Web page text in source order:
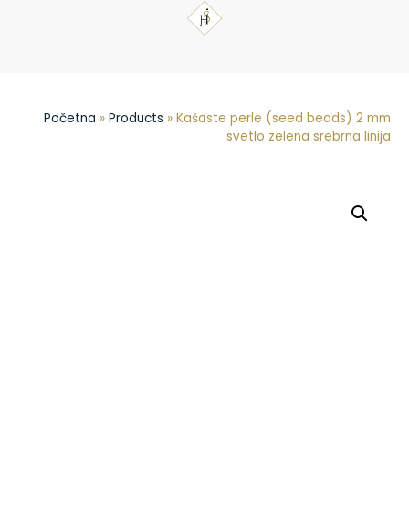
Početna » Products » Kašaste perle (seed beads) 2 mm
svetlo zelena srebrna linija